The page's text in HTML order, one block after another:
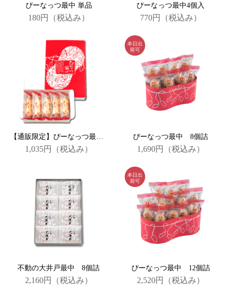
ぴーなっつ最中 単品
180円 （税込み）
ぴーなっつ最中4個入
770円 （税込み）
1,035円 （税込み）
ぴーなっつ最中 8個詰
1,690円 （税込み）
不動の大井戸最中 8個詰
2,160円 （税込み）
ぴーなっつ最中 12個詰
2,520円 （税込み）